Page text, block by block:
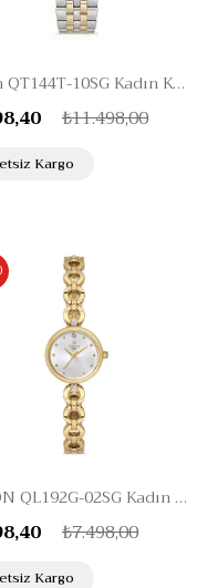
Hislon QT144T-10SG Kadın Kol Saati
₺11.498,00
Kargo
HISLON QL192G-02SG Kadın Kol Saati
₺7.498,00
Kargo